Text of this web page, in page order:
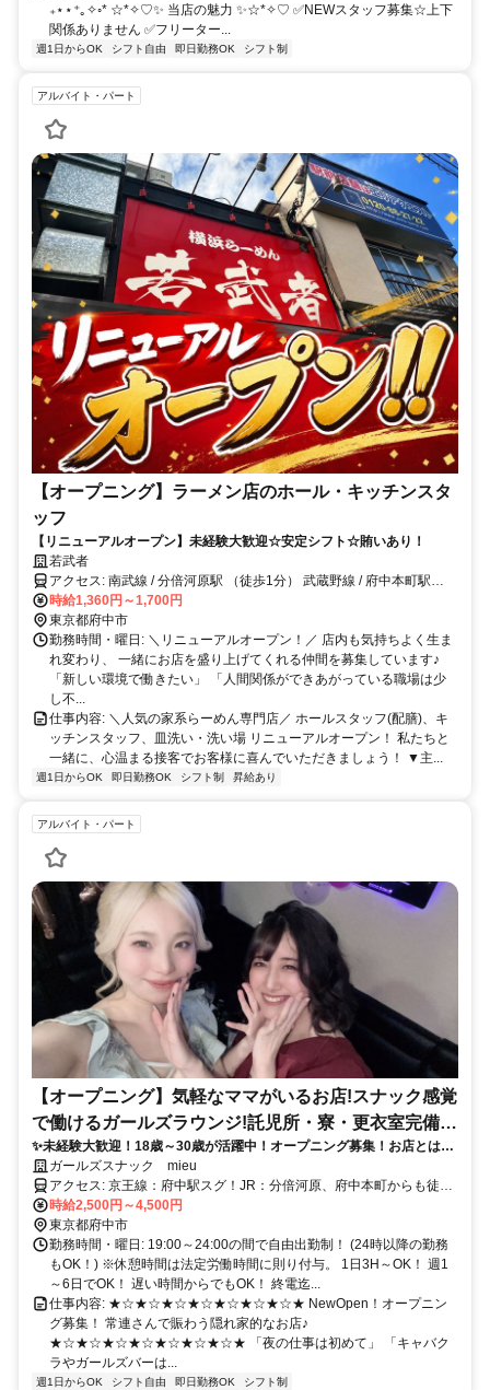
₊⋆⋆⁺｡✧◦* ☆*✧♡✨ 当店の魅力 ✨☆*✧♡ ✅NEWスタッフ募集☆上下
関係ありません ✅フリーター...
週1日からOK シフト自由 即日勤務OK シフト制
アルバイト・パート
【オープニング】ラーメン店のホール・キッチンスタ
ッフ
【リニューアルオープン】未経験大歓迎☆安定シフト☆賄いあり！
若武者
アクセス: 南武線 / 分倍河原駅 （徒歩1分） 武蔵野線 / 府中本町駅
（徒歩12分） 京王線 / 府中駅 （徒歩15分）
時給1,360円～1,700円
東京都府中市
勤務時間・曜日: ＼リニューアルオープン！／ 店内も気持ちよく生ま
れ変わり、 一緒にお店を盛り上げてくれる仲間を募集しています♪
「新しい環境で働きたい」 「人間関係ができあがっている職場は少
し不...
仕事内容: ＼人気の家系らーめん専門店／ ホールスタッフ(配膳)、キ
ッチンスタッフ、皿洗い・洗い場 リニューアルオープン！ 私たちと
一緒に、心温まる接客でお客様に喜んでいただきましょう！ ▼主...
週1日からOK 即日勤務OK シフト制 昇給あり
アルバイト・パート
【オープニング】気軽なママがいるお店!スナック感覚
で働けるガールズラウンジ!託児所・寮・更衣室完備!
服装自由!19時OPEN!日払い!
✨未経験大歓迎！18歳～30歳が活躍中！オープニング募集！お店とは別
フロアにあるスタッフルームや更衣室も自慢！託児所・寮も完備！楽し
い客層♪ゆる系♪
ガールズスナック mieu
アクセス: 京王線：府中駅スグ！JR：分倍河原、府中本町からも徒歩
圏内！
時給2,500円～4,500円
東京都府中市
勤務時間・曜日: 19:00～24:00の間で自由出勤制！ (24時以降の勤務
もOK！) ※休憩時間は法定労働時間に則り付与。 1日3H～OK！ 週1
～6日でOK！ 遅い時間からでもOK！ 終電迄...
仕事内容: ★☆★☆★☆★☆★☆★☆★☆★ NewOpen！オープニン
グ募集！ 常連さんで賑わう隠れ家的なお店♪
★☆★☆★☆★☆★☆★☆★☆★ 「夜の仕事は初めて」 「キャバク
ラやガールズバーは...
週1日からOK シフト自由 即日勤務OK シフト制